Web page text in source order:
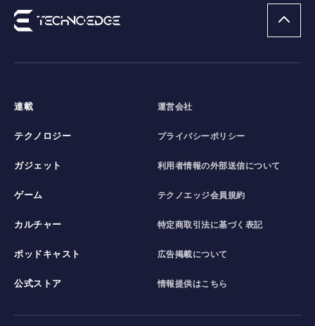
連載
テクノロジー
ガジェット
ゲーム
カルチャー
ポッドキャスト
公式ストア
運営会社
プライバシーポリシー
利用者情報の外部送信について
テクノエッジ会員規約
特定商取引法に基づく表記
広告掲載について
情報提供はこちら